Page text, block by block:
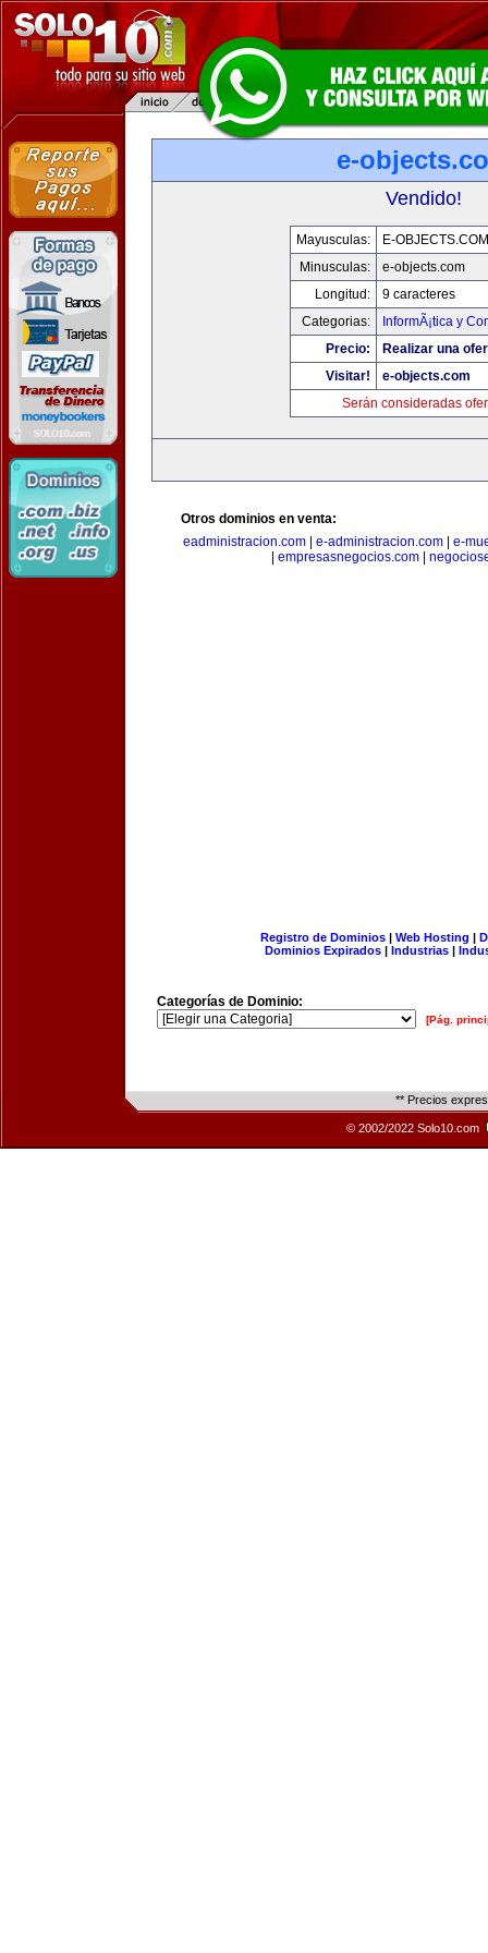
e-
Vendido!
Mayusculas:
E-OBJECTS.COM
Minusculas:
e-objects.com
Longitud:
9 caracteres
Categorias:
InformÃ¡tica y
Precio:
Realizar una
Visitar!
e-objects.com
Serán consideradas
Otros dominios en venta:
eadministracion.com| e-administracion.com| e-
empresasnegocios.com|
Registro de Dominios| Web Hosting |
Dominios Expirados | Industrias |
Categorías de Dominio:
[Pág.
** Precios
© 2002/2022 Solo10.com